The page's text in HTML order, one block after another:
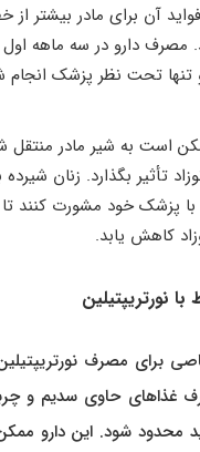
آن برای مادر بیشتر از
مصرف دارو در سه ماهه اول
و تنها تحت نظر پزشک انجام
است به شیر مادر منتقل
تأثیر بگذارد. زنان شیرده
پزشک خود مشورت کنند
کاهش یابد.
نورتریپتیلین
برای مصرف
غذاهای حاوی سدیم و
محدود شود. این دارو